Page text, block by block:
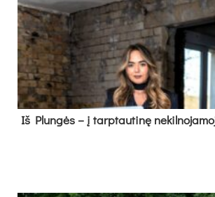
Iš Plungės – į tarptautinę